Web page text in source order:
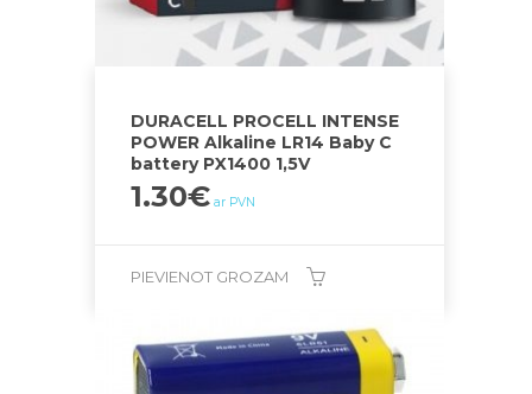
DURACELL PROCELL INTENSE
POWER Alkaline LR14 Baby C
battery PX1400 1,5V
1.30€ ar PVN
PIEVIENOT GROZAM